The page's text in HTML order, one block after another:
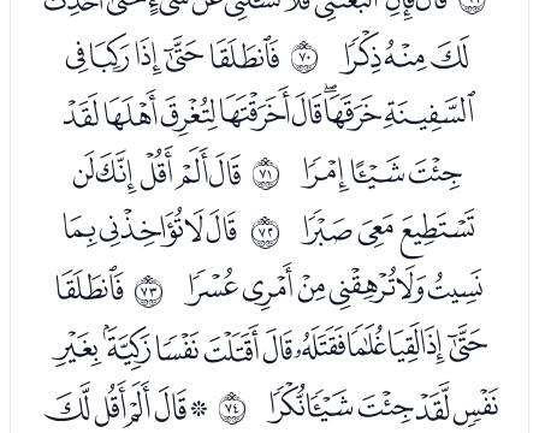
ﯝﯞﯟ ﱅﯡﯢﯣﯤﯥ
ﯦﯧﯨﯩﯪﯫﯬﯭ
ﯮﯯﯰ ﱆﯲﯳﯴﯵﯶ
ﯷﯸﯹ ﱇ ﯻﯼﯽﯾ
ﯿﰀﰁﰂﰃﰄ ﱈﰆ
ﰇﰈﰉﰊﰋﰌﰍﰎﰏﰐ
ﰑﰒﰓﰔﰕ ﱉﭑﭒﭓﭔﭕ